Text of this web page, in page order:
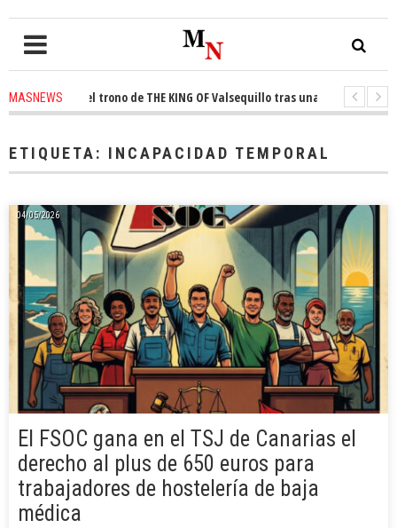
MASNEWSel trono de THE KING OF Valsequillo tras una jornada de
ETIQUETA: INCAPACIDAD TEMPORAL
04/05/2026
El FSOC gana en el TSJ de Canarias el
derecho al plus de 650 euros para
trabajadores de hostelería de baja
médica